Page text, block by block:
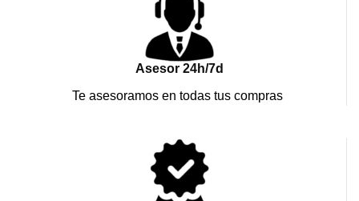
Asesor 24h/7d
Te asesoramos en todas tus compras